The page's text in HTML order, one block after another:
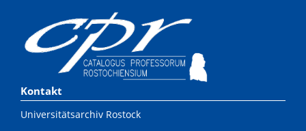
Kontakt
Universitätsarchiv Rostock